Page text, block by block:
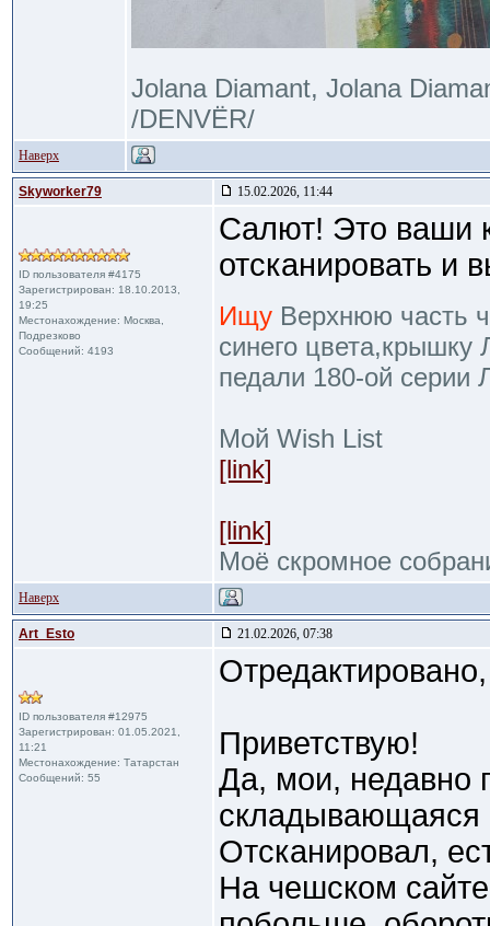
Jolana Diamant, Jolana
/DENVЁR/
Наверх
Skyworker79 15.02.2026, 11:44
ID пользователя #4175
Зарегистрирован: 18.10.2013,
19:25
Местонахождение: Москва,
Подрезково
Сообщений: 4193
Салют! Это ваши
отсканировать и
Ищу Верхнюю часть
синего
педали 180-ой серии
Мой Wish List
[link]
[link]
Моё скромное
Наверх
Art_Esto 21.02.2026, 07:38
ID пользователя #12975
Зарегистрирован: 01.05.2021,
11:21
Местонахождение: Татарстан
Сообщений: 55
Приветствую!
Да, мои, недавно
складывающаяся
Отсканировал,
На чешском сайте